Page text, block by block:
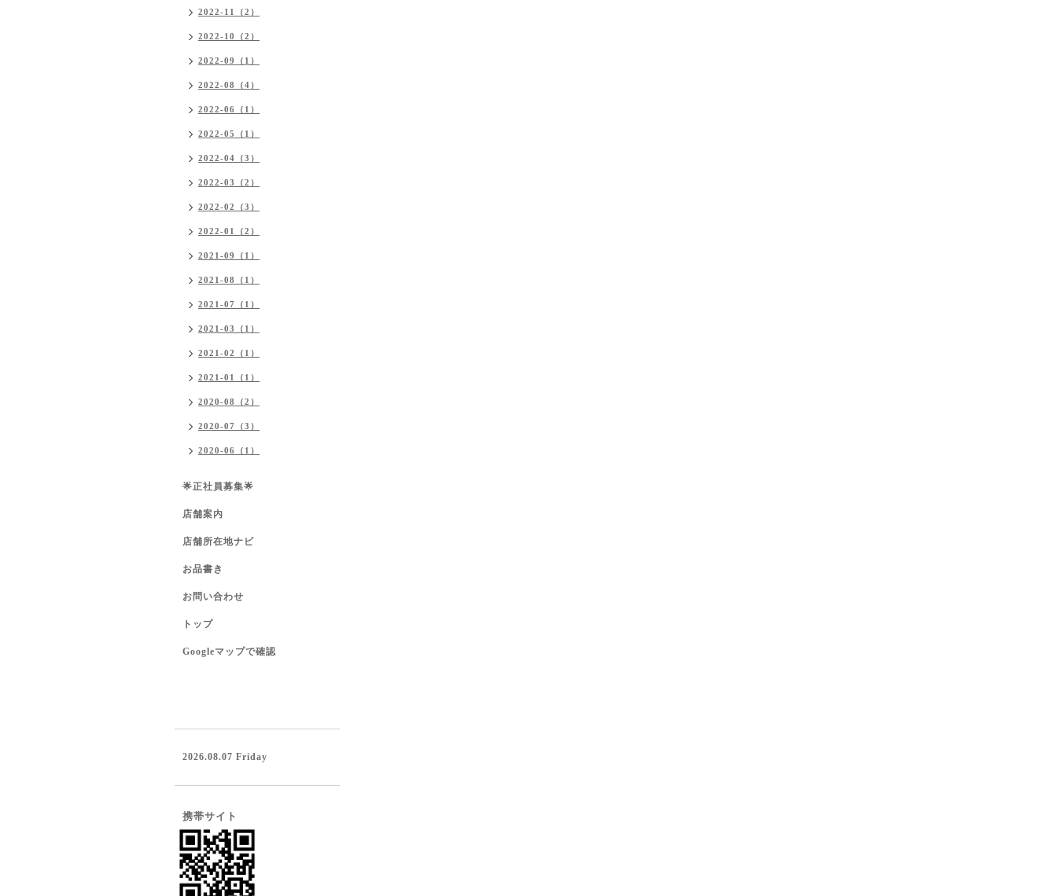
2022-11（2）
2022-10（2）
2022-09（1）
2022-08（4）
2022-06（1）
2022-05（1）
2022-04（3）
2022-03（2）
2022-02（3）
2022-01（2）
2021-09（1）
2021-08（1）
2021-07（1）
2021-03（1）
2021-02（1）
2021-01（1）
2020-08（2）
2020-07（3）
2020-06（1）
🌟正社員募集🌟
店舗案内
店舗所在地ナビ
お品書き
お問い合わせ
トップ
Googleマップで確認
2026.08.07 Friday
携帯サイト